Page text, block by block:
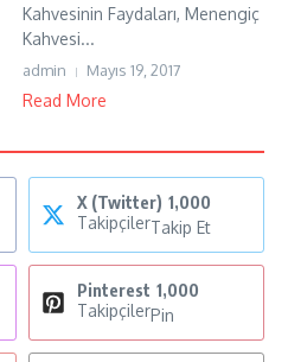
Kahvesinin Faydaları, Menengiç
Kahvesi...
admin Mayıs 19, 2017
Read More
X (Twitter) 1,000
TakipçilerTakip Et
Pinterest 1,000
TakipçilerPin